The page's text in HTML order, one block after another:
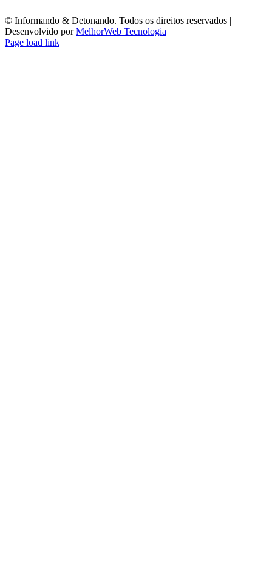
©️ Informando & Detonando. Todos os direitos reservados |
Desenvolvido porMelhorWeb Tecnologia
Page load link